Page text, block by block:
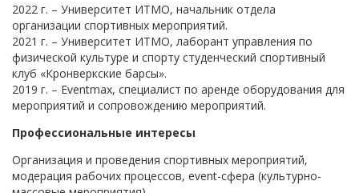
2022 г. – Университет ИТМО, начальник отдела
организации спортивных мероприятий.
2021 г. – Университет ИТМО, лаборант управления по
физической культуре и спорту студенческий спортивный
клуб «Кронверкские барсы».
2019 г. – Eventmax, специалист по аренде оборудования для
мероприятий и сопровождению мероприятий.
Профессиональные интересы
Организация и проведения спортивных мероприятий,
модерация рабочих процессов, event-сфера (культурно-